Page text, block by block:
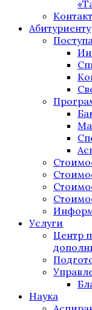
Абитуриенту
Услуги
Центр
Наука